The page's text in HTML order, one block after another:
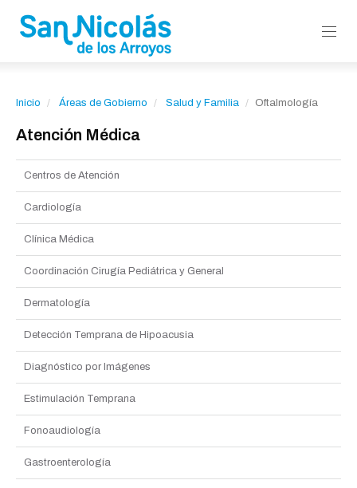
Inicio Áreas de Gobierno Salud y Familia Oftalmología
Atención Médica
Centros de Atención
Cardiología
Clínica Médica
Coordinación Cirugía Pediátrica y General
Dermatología
Detección Temprana de Hipoacusia
Diagnóstico por Imágenes
Estimulación Temprana
Fonoaudiología
Gastroenterología